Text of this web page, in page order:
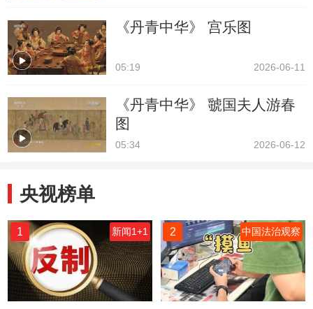
《丹青中华》 宫乐图
05:19 2026-06-11
《丹青中华》 虢国夫人游春
图
05:34 2026-06-12
央视榜单
1 新闻1+1 2 中国法治观察